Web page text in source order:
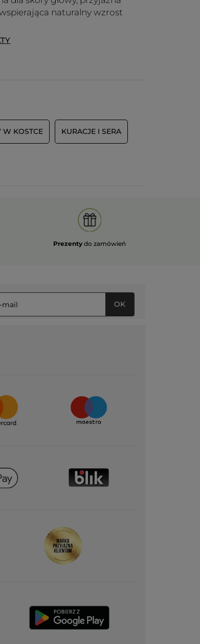
naturalny wzrost
W KOSTCE KURACJE I SERA
Prezenty do zamówień
OK